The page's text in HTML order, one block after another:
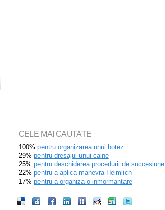
CELE MAI CAUTATE
100% pentru organizarea unui botez
29% pentru dresajul unui caine
25% pentru deschiderea procedurii de succesiune
22% pentru a aplica manevra Heimlich
17% pentru a organiza o inmormantare